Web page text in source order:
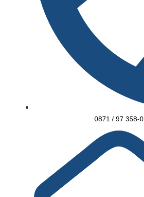
0871 / 97 358-0